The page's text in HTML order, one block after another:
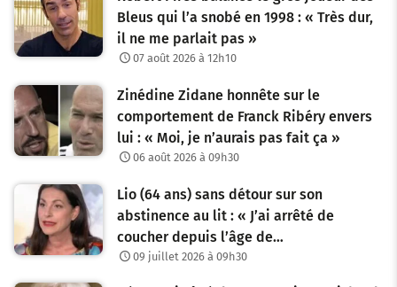
Bleus qui l’a snobé en 1998 : « Très dur,
il ne me parlait pas »
07 août 2026 à 12h10
Zinédine Zidane honnête sur le
comportement de Franck Ribéry envers
lui : « Moi, je n’aurais pas fait ça »
06 août 2026 à 09h30
Lio (64 ans) sans détour sur son
abstinence au lit : « J’ai arrêté de
coucher depuis l’âge de…
09 juillet 2026 à 09h30